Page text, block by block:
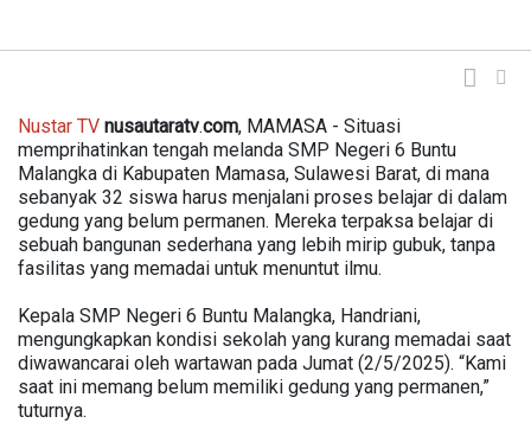
Nustar TV nusautaratv.com, MAMASA - Situasi
memprihatinkan tengah melanda SMP Negeri 6 Buntu
Malangka di Kabupaten Mamasa, Sulawesi Barat, di mana
sebanyak 32 siswa harus menjalani proses belajar di dalam
gedung yang belum permanen. Mereka terpaksa belajar di
sebuah bangunan sederhana yang lebih mirip gubuk, tanpa
fasilitas yang memadai untuk menuntut ilmu.
Kepala SMP Negeri 6 Buntu Malangka, Handriani,
mengungkapkan kondisi sekolah yang kurang memadai saat
diwawancarai oleh wartawan pada Jumat (2/5/2025). “Kami
saat ini memang belum memiliki gedung yang permanen,”
tuturnya.